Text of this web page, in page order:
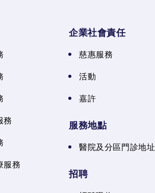
務
服務
企業社會責任
慈惠服務
活動
嘉許
服務地點
醫院及分區門診地址
招聘